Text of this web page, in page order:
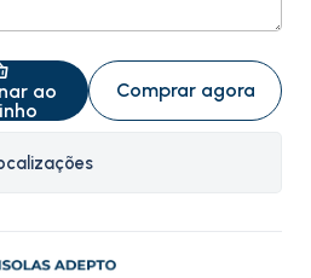
ao
Comprar agora